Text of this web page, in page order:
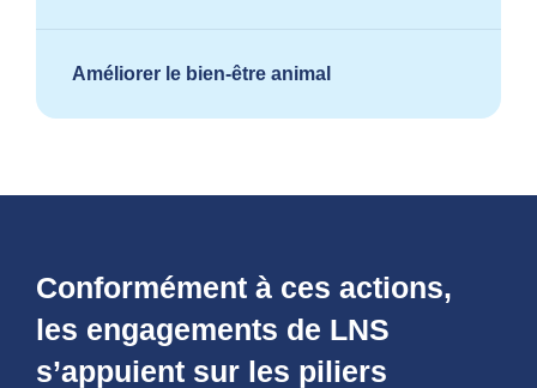
Réduction d’au moins 50 % de nos
d’application 1, 2 et 3).
100 % des solutions d’emballage actuelles
et futures seront examinées à l’aide d’un
Améliorer le bien-être animal
Conformément à ces actions,
les engagements de LNS
s’appuient sur les piliers